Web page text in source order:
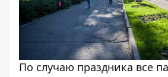
По случаю праздника все